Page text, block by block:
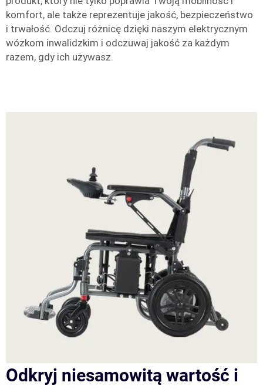
komfort, ale także reprezentuje jakość, bezpieczeństwo
i trwałość. Odczuj różnicę dzięki naszym elektrycznym
wózkom inwalidzkim i odczuwaj jakość za każdym
razem, gdy ich używasz.
Odkryj niesamowitą wartość i